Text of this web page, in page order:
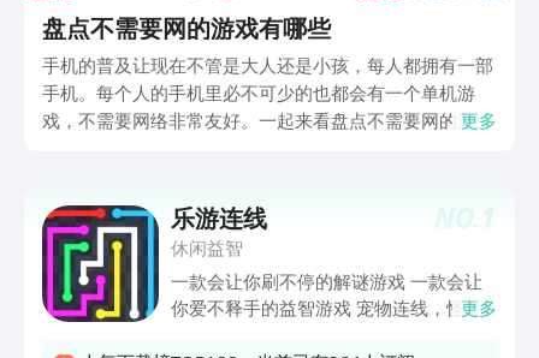
盘点不需要网的游戏有哪些
手机的普及让现在不管是大人还是小孩，每人都拥有一部
手机。每个人的手机里必不可少的也都会有一个单机游
戏，不需要网络非常友好。一起来看盘点不需要网的游戏
锻炼自己的记忆力。
更多
NO.1
乐游连线
休闲益智
一款会让你刷不停的解谜游戏 一款会让
你爱不释手的益智游戏 宠物连线，怪兽
更多